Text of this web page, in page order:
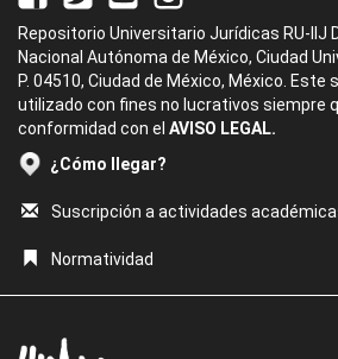
Repositorio Universitario Jurídicas RU-IIJ
Nacional Autónoma de México, Ciudad
P. 04510, Ciudad de México, México. Este
utilizado con fines no lucrativos siempre
conformidad con el AVISO LEGAL.
¿Cómo llegar?
Suscripción a actividades
Normatividad